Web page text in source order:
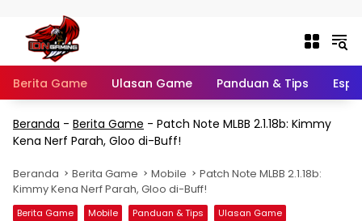
Berita Game Ulasan Game Panduan & Tips
Beranda - Berita Game - Patch Note MLBB 2.1.18b: Kimmy
Kena Nerf Parah, Gloo di-Buff!
Beranda Berita Game Mobile
Patch Note MLBB 2.1.18b:
Kimmy Kena Nerf Parah, Gloo di-Buff!
Berita Game Mobile Panduan & Tips Ulasan Game